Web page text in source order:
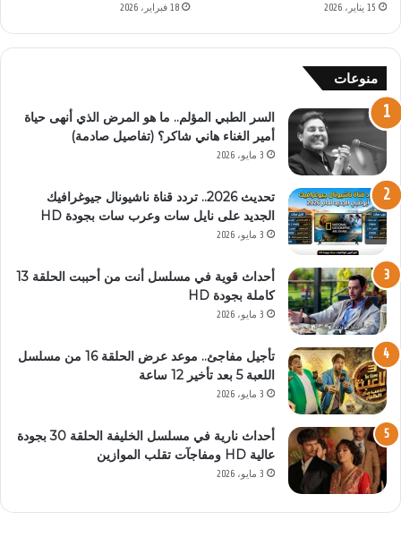
15 يناير، 2026 18 فبراير، 2026
منوعات
السر الطبي المؤلم.. ما هو المرض الذي أنهى حياة
أمير الغناء هاني شاكر؟ (تفاصيل صادمة)
3 مايو، 2026
تحديث 2026.. تردد قناة ناشيونال جيوغرافيك
الجديد على نايل سات وعرب سات بجودة HD
3 مايو، 2026
أحداث قوية في مسلسل أنت من أحببت الحلقة 13
كاملة بجودة HD
3 مايو، 2026
تأجيل مفاجئ.. موعد عرض الحلقة 16 من مسلسل
اللعبة 5 بعد تأخير 12 ساعة
3 مايو، 2026
أحداث نارية في مسلسل الخليفة الحلقة 30 بجودة
عالية HD ومفاجآت تقلب الموازين
3 مايو، 2026